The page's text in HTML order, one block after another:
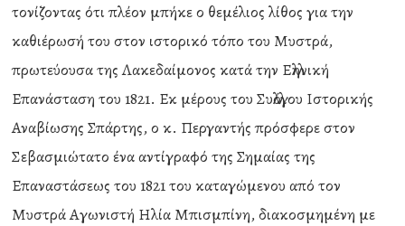
τονίζοντας ότι πλέον μπήκε ο θεμέλιος λίθος για την
καθιέρωσή του στον ιστορικό τόπο του Μυστρά,
πρωτεύουσα της Λακεδαίμονος κατά την Ελληνική
Επανάσταση του 1821. Εκ μέρους του Συλλόγου Ιστορικής
Αναβίωσης Σπάρτης, ο κ. Περγαντής πρόσφερε στον
Σεβασμιώτατο ένα αντίγραφό της Σημαίας της
Επαναστάσεως του 1821 του καταγώμενου από τον
Μυστρά Αγωνιστή Ηλία Μπισμπίνη, διακοσμημένη με